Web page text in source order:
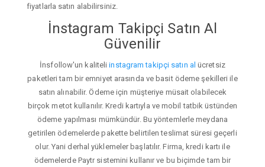
fiyatlarla satın alabilirsiniz.
İnstagram Takipçi Satın Al
Güvenilir
İnsfollow'un kaliteliinstagram takipçi satın al ücretsiz
paketleri tam bir emniyet arasında ve basit ödeme şekilleri ile
satın alınabilir. Ödeme için müşteriye müsait olabilecek
birçok metot kullanılır. Kredi kartıyla ve mobil tatbik üstünden
ödeme yapılması mümkündür. Bu yöntemlerle meydana
getirilen ödemelerde pakette belirtilen teslimat süresi geçerli
olur. Yani derhal yüklemeler başlatılır. Firma, kredi kartı ile
ödemelerde Paytr sistemini kullanır ve bu biçimde tam bir